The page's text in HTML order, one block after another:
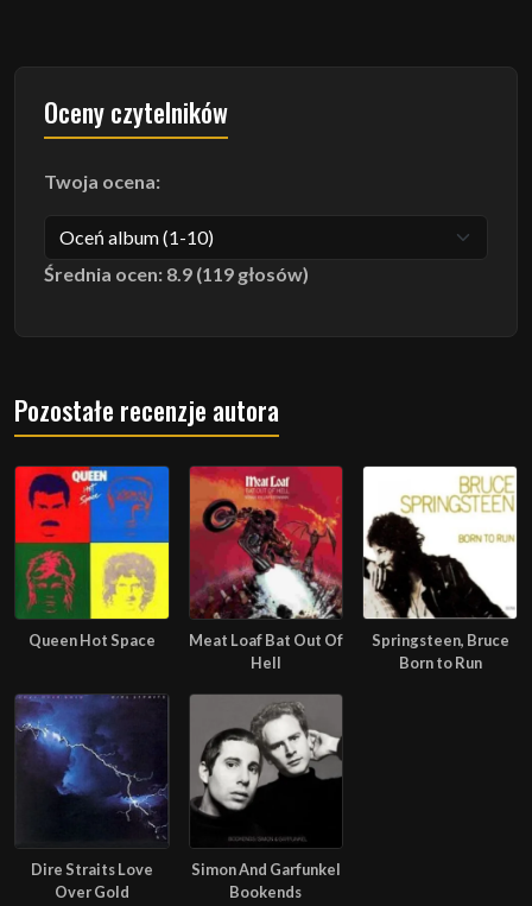
Oceny czytelników
Twoja ocena:
Średnia ocen: 8.9 (119 głosów)
Pozostałe recenzje autora
Queen Hot Space
Meat Loaf Bat Out Of
Hell
Springsteen, Bruce
Born to Run
Dire Straits Love
Over Gold
Simon And Garfunkel
Bookends